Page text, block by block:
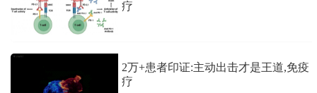
疗
2万+患者印证:主动出击才是王道,免疫
疗